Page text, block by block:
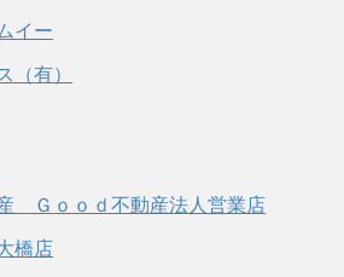
イー
（有）
Ｇｏｏｄ不動産法人営業店
橋店